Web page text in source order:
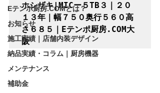
Eテンポ厨房.COMとは？
お知らせ
施工実績｜店舗内装デザイン
納品実績・コラム｜厨房機器
メンテナンス
補助金
ホシザキ|MICー５TB３｜２０
１３年｜幅７５０奥行５６０高
さ６８５｜Eテンポ厨房.COM大
阪